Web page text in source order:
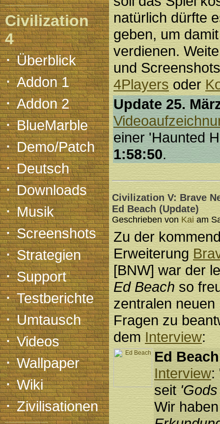
Civilization
4
·Überblick
·Addon 1
·Addon 2
·BlueMarble
·Demo/Patch
·Deutsch
·Downloads
·Musik
·Screenshots
·Strategien
·Support
·Testberichte
·Umtausch
·Videos
·Wallpaper
·Wiki
·Zivilisationen
natürlich dürfte
geben, um
verdienen.
und
4Playersoder
Update 25.
einer 'Haunted
1:58:50.
Civilization V: Brave
Ed Beach (Update)
Geschrieben vonKaiam
Zu der
Erweiterung
[BNW] war der
Ed Beachso
zentralen
Fragen zu
demInterview:
Ed Beach
Interview:
seit
Wir